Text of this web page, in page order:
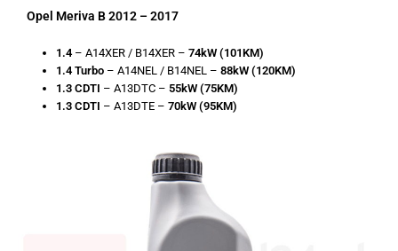
Opel Meriva B 2012 – 2017
1.4– A14XER / B14XER –74kW (101KM)
1.4 Turbo – A14NEL / B14NEL –88kW (120KM)
1.3 CDTI – A13DTC –55kW (75KM)
1.3 CDTI – A13DTE –70kW (95KM)